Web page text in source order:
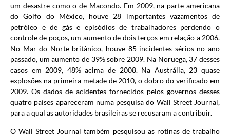
um desastre como o de Macondo. Em 2009, na parte americana
do Golfo do México, houve 28 importantes vazamentos de
petróleo e de gás e episódios de trabalhadores perdendo o
controle de poços, um aumento de dois terços em relação a 2006.
No Mar do Norte britânico, houve 85 incidentes sérios no ano
passado, um aumento de 39% sobre 2009. Na Noruega, 37 desses
casos em 2009, 48% acima de 2008. Na Austrália, 23 quase
explosões na primeira metade de 2010, o dobro do verificado em
2009. Os dados de acidentes fornecidos pelos governos desses
quatro países apareceram numa pesquisa do Wall Street Journal,
para a qual as autoridades brasileiras se recusaram a contribuir.
O Wall Street Journal também pesquisou as rotinas de trabalho